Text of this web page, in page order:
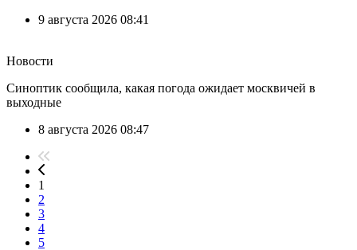
9 августа 2026 08:41
Новости
Синоптик сообщила, какая погода ожидает москвичей в
выходные
8 августа 2026 08:47
1
2
3
4
5